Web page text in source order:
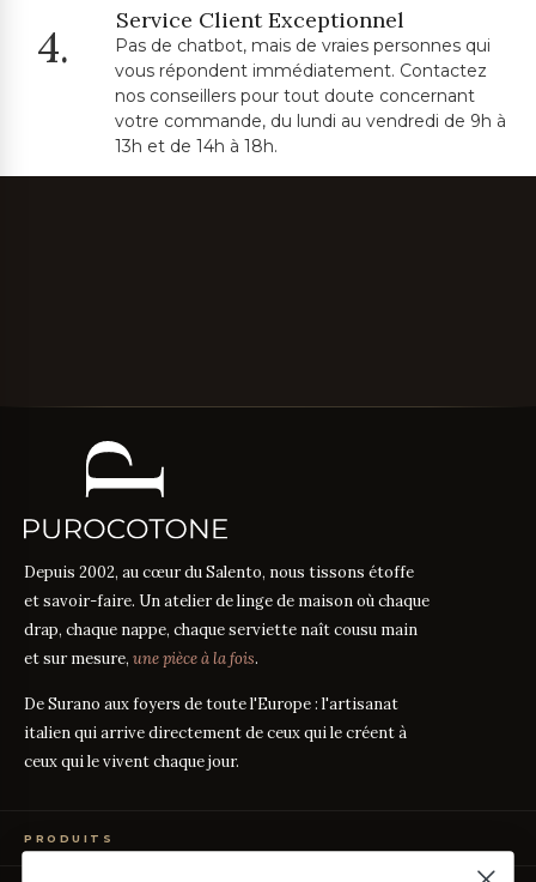
4.
Service Client Exceptionnel
Pas de chatbot, mais de vraies personnes qui
vous répondent immédiatement. Contactez
nos conseillers pour tout doute concernant
votre commande, du lundi au vendredi de 9h à
13h et de 14h à 18h.
Depuis 2002, au cœur du Salento, nous tissons étoffe
et savoir-faire. Un atelier de linge de maison où chaque
drap, chaque nappe, chaque serviette naît cousu main
et sur mesure, une pièce à la fois.
De Surano aux foyers de toute l'Europe : l'artisanat
italien qui arrive directement de ceux qui le créent à
ceux qui le vivent chaque jour.
PRODUITS